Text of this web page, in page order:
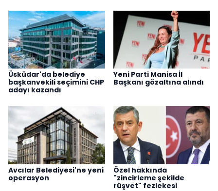
Üsküdar'da belediye
başkanvekili seçimini CHP
adayı kazandı
Yeni Parti Manisa İl
Başkanı gözaltına alındı
Avcılar Belediyesi'ne yeni
operasyon
Özel hakkında
"zincirleme şekilde
rüşvet" fezlekesi